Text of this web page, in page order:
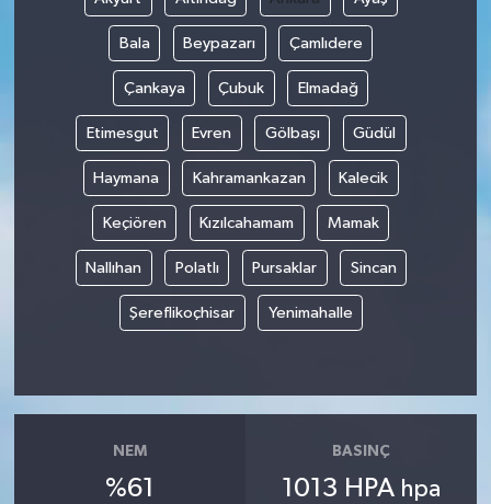
Bala Beypazarı Çamlıdere
Çankaya Çubuk Elmadağ
Etimesgut Evren Gölbaşı Güdül
Haymana Kahramankazan Kalecik
Keçiören Kızılcahamam Mamak
Nallıhan Polatlı Pursaklar Sincan
Şereflikoçhisar Yenimahalle
NEM
%61
BASINÇ
1013 HPA hpa
Yurttan